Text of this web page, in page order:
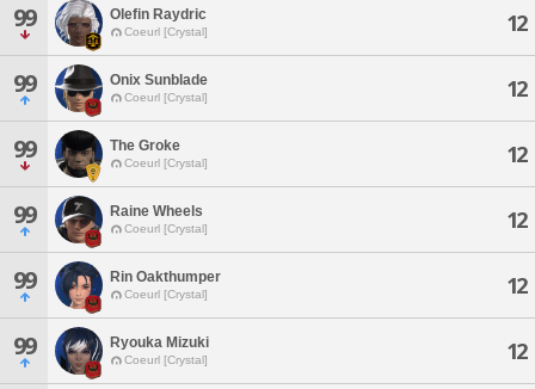
99 Olefin Raydric
Coeurl [Crystal] 12
99 Onix Sunblade
Coeurl [Crystal] 12
99 The Groke
Coeurl [Crystal] 12
99 Raine Wheels
Coeurl [Crystal] 12
99 Rin Oakthumper
Coeurl [Crystal] 12
99 Ryouka Mizuki
Coeurl [Crystal] 12